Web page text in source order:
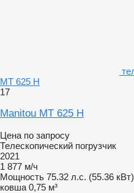
MT 625 H
17
Manitou MT 625 H
Цена по запросу
Телескопический погрузчик
2021
1 877 м/ч
Мощность 75.32 л.с. (55.36 кВт)
ковша 0,75 м³